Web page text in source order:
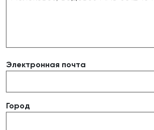
Электронная почта
Город